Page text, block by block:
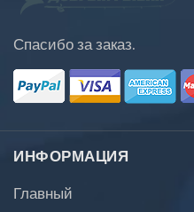
Спасибо за заказ.
ИНФОРМАЦИЯ
Главный